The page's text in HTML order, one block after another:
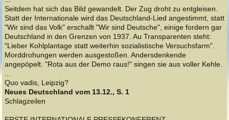
Seitdem hat sich das Bild gewandelt. Der Zug droht zu entgleisen.
Statt der Internationale wird das Deutschland-Lied angestimmt, statt
"Wir sind das Volk" erschallt "Wir sind Deutsche", einige fordern gar
Deutschland in den Grenzen von 1937. Au Transparenten steht:
"Lieber Kohlplantage statt weiterhin sozialistische Versuchsfarm".
Morddrohungen werden ausgestoßen. Andersdenkende
angepöpelt. "Rota aus der Demo raus!" singen sie aus voller Kehle.
Quo vadis, Leipzig?
Neues Deutschland vom 13.12., S. 1
Schlagzeilen